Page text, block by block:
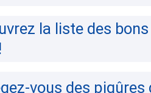
la liste des
vous des piqûres